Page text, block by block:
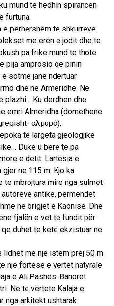
mund te hedhin spirancen
furtuna.
përhershëm te shkurreve
me erën e jodit dhe te
pa frike mund te thote
pija amprosio qe pinin
sotme janë ndërtuar
dhe ne Armeridhe. Ne
plazhi… Ku derdhen dhe
emri Almeridha (domethene
αλμυρά).
te largëta gjeologjike
Duke u bere te pa
e detit. Lartësia e
gjer ne 115 m. Kjo ka
te mbrojtura mire nga sulmet
antike, përmendet
ne brigjet e Kaonise. Dhe
fjalën e vet te fundit për
duhet te ketë ekzistuar ne
lidhet me një istëm prej 50 m
nje fortese e vertet natyrale
e Ali Pashës. Banoret
Ne te vërtete Kalaja e
nga arkitekt ushtarak